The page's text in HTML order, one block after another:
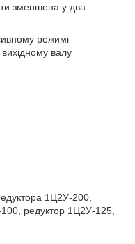
зменшена у два
режимі
валу
1Ц2У-200,
редуктор 1Ц2У-125,